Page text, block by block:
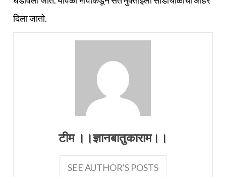
दिला जातो.
टीम ।।ज्ञानबातुकाराम।।
SEE AUTHOR'S POSTS